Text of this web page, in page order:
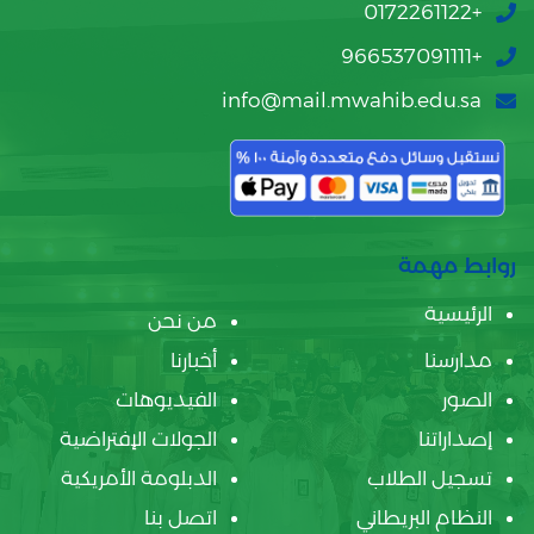
+0172261122
+966537091111
info@mail.mwahib.edu.sa
روابط مهمة
الرئيسية
من نحن
مدارسنا
أخبارنا
الصور
الفيديوهات
إصداراتنا
الجولات الإفتراضية
تسجيل الطلاب
الدبلومة الأمريكية
النظام البريطاني
اتصل بنا